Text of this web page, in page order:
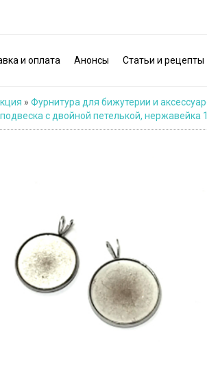
и оплата Анонсы Статьи и рецепты
» Фурнитура для бижутерии и
с двойной петелькой, нержавейка